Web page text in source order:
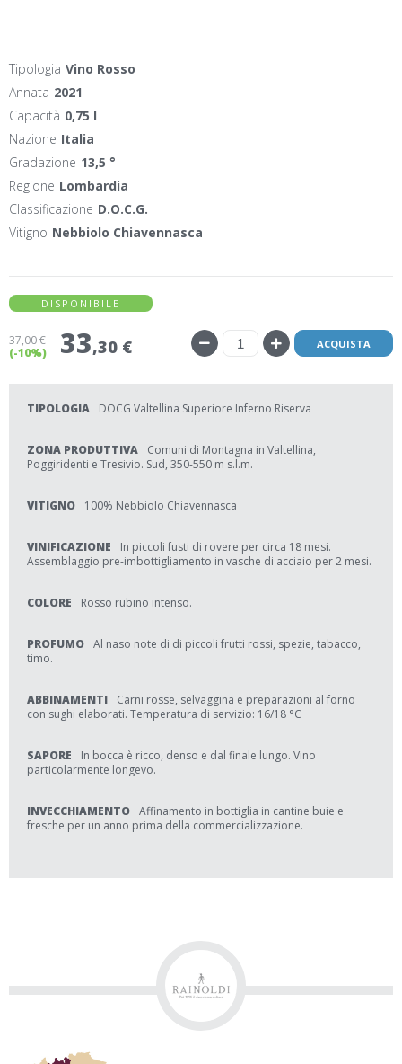
Tipologia Vino Rosso
Annata 2021
Capacità 0,75 l
Nazione Italia
Gradazione 13,5 °
Regione Lombardia
Classificazione D.O.C.G.
Vitigno Nebbiolo Chiavennasca
DISPONIBILE
37,00 €
(-10%)
33,30 € ACQUISTA
TIPOLOGIA DOCG Valtellina Superiore Inferno Riserva
ZONA PRODUTTIVA
Comuni di Montagna in Valtellina,
Poggiridenti e Tresivio. Sud, 350-550 m s.l.m.
VITIGNO 100% Nebbiolo Chiavennasca
VINIFICAZIONE
In piccoli fusti di rovere per circa 18 mesi.
Assemblaggio pre-imbottigliamento in vasche di acciaio per 2 mesi.
COLORE Rosso rubino intenso.
PROFUMO Al naso note di di piccoli frutti rossi, spezie, tabacco,
timo.
ABBINAMENTI
Carni rosse, selvaggina e preparazioni al forno
con sughi elaborati. Temperatura di servizio: 16/18 °C
SAPORE
In bocca è ricco, denso e dal finale lungo. Vino
particolarmente longevo.
INVECCHIAMENTO Affinamento in bottiglia in cantine buie e
fresche per un anno prima della commercializzazione.